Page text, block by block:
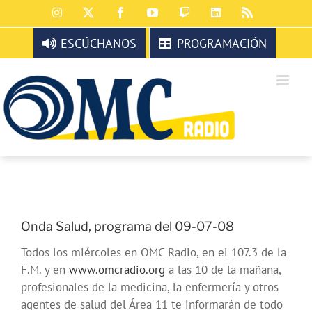
al
contenido
Instagram FacebookYouTubeTwitchLinkedIn
ESCÚCHANOS PROGRAMACIÓN
Onda Salud, programa del 09-07-08
Todos los miércoles en OMC Radio, en el 107.3 de la
F.M. y en www.omcradio.org a las 10 de la mañana,
profesionales de la medicina, la enfermería y otros
agentes de salud del Área 11 te informarán de todo